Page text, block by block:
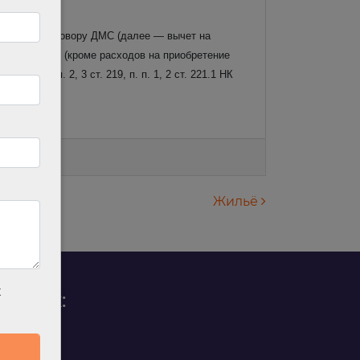
по договору ДМС (далее — вычет на
на лечение (кроме расходов на приобретение
(п. п. 2, 3 ст. 219, п. п. 1, 2 ст. 221.1 НК
Жильё
88 45